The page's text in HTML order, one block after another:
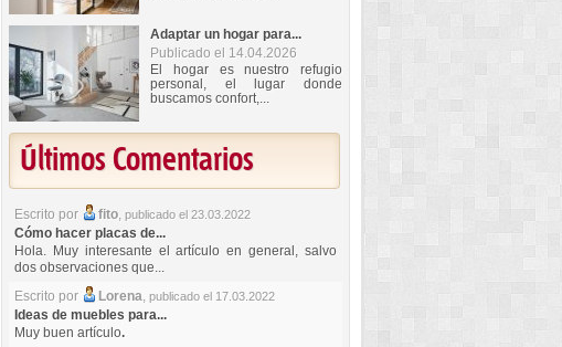
Adaptar un hogar para...
Publicado el 14.04.2026
El hogar es nuestro refugio
personal, el lugar donde
buscamos confort,...
Últimos Comentarios
Escrito por fito, publicado el 23.03.2022
Cómo hacer placas de...
Hola. Muy interesante el artículo en general, salvo
dos observaciones que...
Escrito por
Lorena, publicado el 17.03.2022
Ideas de muebles para...
Muy buen artículo.